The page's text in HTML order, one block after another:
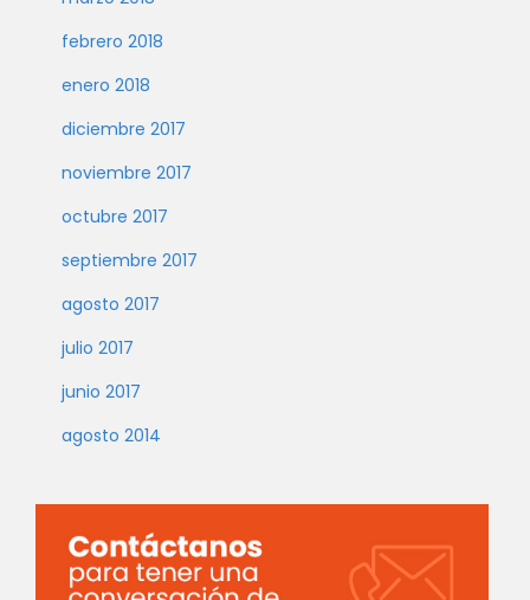
febrero 2018
enero 2018
diciembre 2017
noviembre 2017
octubre 2017
septiembre 2017
agosto 2017
julio 2017
junio 2017
agosto 2014